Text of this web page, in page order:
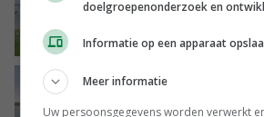
Zeeuwse boeren
05-06-2020
Zoetwateropslag op
doelgroepenonderzoek en
Informatie op een apparaat
Meer informatie
Uw persoonsgegevens worden verwerkt